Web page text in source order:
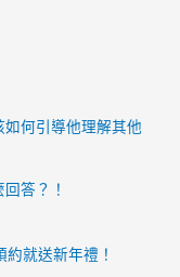
何引導他理解其他
答？！
約就送新年禮！